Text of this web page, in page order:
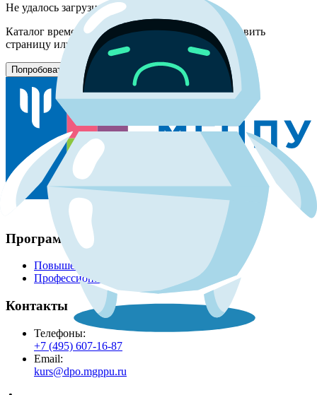
Не удалось загрузить программы
Каталог временно недоступен. Попробуйте обновить
страницу или вернитесь позже.
Попробовать снова
Программы
Повышение квалификации
Профессиональная переподготовка
Контакты
Телефоны:
+7 (495) 607-16-87
Email:
kurs@dpo.mgppu.ru